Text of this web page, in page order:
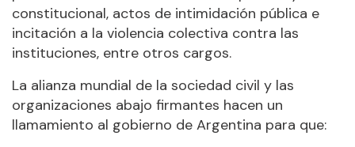
constitucional, actos de intimidación pública e
incitación a la violencia colectiva contra las
instituciones, entre otros cargos.
La alianza mundial de la sociedad civil y las
organizaciones abajo firmantes hacen un
llamamiento al gobierno de Argentina para que: